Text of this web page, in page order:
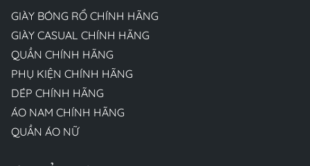
GIÀY BÓNG RỔ CHÍNH HÃNG
GIÀY CASUAL CHÍNH HÃNG
QUẦN CHÍNH HÃNG
PHỤ KIỆN CHÍNH HÃNG
DÉP CHÍNH HÃNG
ÁO NAM CHÍNH HÃNG
QUẦN ÁO NỮ